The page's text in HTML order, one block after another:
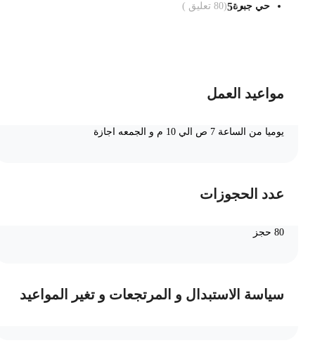
حي جبرة 5
(
80تعليق )
مواعيد العمل
يوميا من الساعة 7 ص الي 10 م و الجمعه اجازة
عدد الحجوزات
سياسة الاستبدال و المرتجعات و تغير المواعيد